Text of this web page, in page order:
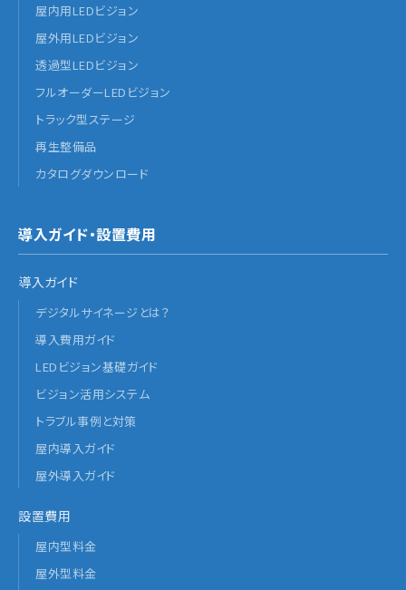
屋内用LEDビジョン
屋外用LEDビジョン
透過型LEDビジョン
フルオーダーLEDビジョン
トラック型ステージ
再生整備品
カタログダウンロード
導入ガイド・設置費用
導入ガイド
デジタルサイネージとは？
導入費用ガイド
LEDビジョン基礎ガイド
ビジョン活用システム
トラブル事例と対策
屋内導入ガイド
屋外導入ガイド
設置費用
屋内型料金
屋外型料金